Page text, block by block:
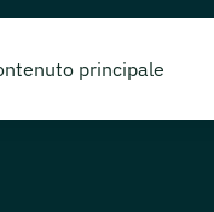
principale